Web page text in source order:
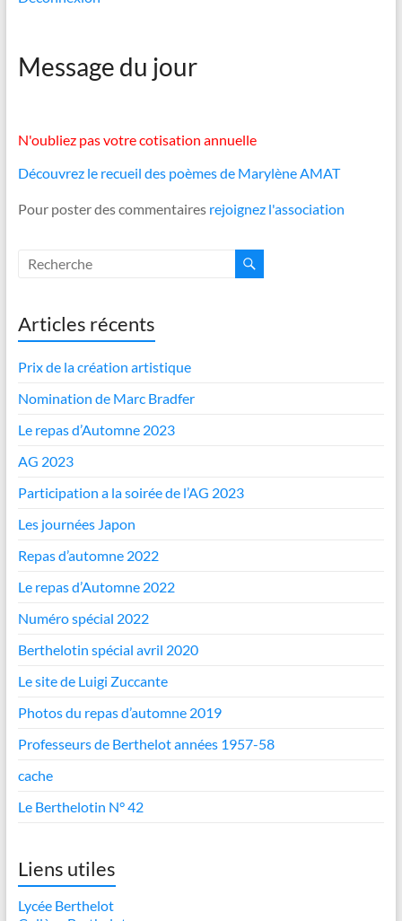
Message du jour
N'oubliez pas votre cotisation annuelle
Découvrez le recueil des poèmes de Marylène AMAT
Pour poster des commentaires rejoignez l'association
Articles récents
Prix de la création artistique
Nomination de Marc Bradfer
Le repas d’Automne 2023
AG 2023
Participation a la soirée de l’AG 2023
Les journées Japon
Repas d’automne 2022
Le repas d’Automne 2022
Numéro spécial 2022
Berthelotin spécial avril 2020
Le site de Luigi Zuccante
Photos du repas d’automne 2019
Professeurs de Berthelot années 1957-58
cache
Le Berthelotin N° 42
Liens utiles
Lycée Berthelot